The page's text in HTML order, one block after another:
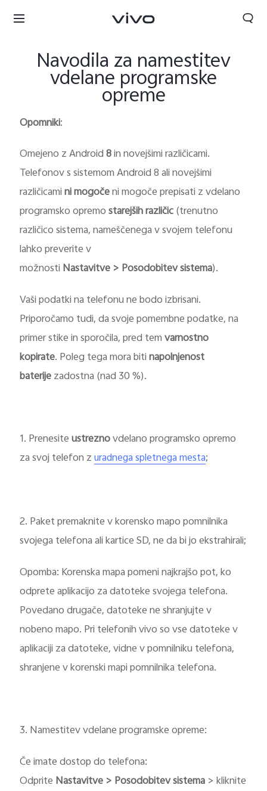
Slovenia | Izbira države/regije
Navodila za namestitev
vdelane programske
opreme
Opomniki:
Omejeno z Android8in novejšimi različicami.
Telefonov s sistemom Android 8 ali novejšimi
različicamini mogočeni mogoče prepisati z vdelano
programsko opremostarejših različic(trenutno
različico sistema, nameščenega v svojem telefonu
lahko preverite v
možnosti Nastavitve > Posodobitev sistema).
Vaši podatki na telefonu ne bodo izbrisani.
Priporočamo tudi, da svoje pomembne podatke, na
primer stike in sporočila, pred temvarnostno
kopirate. Poleg tega mora bitinapolnjenost
baterijezadostna (nad 30 %).
1. Prenesiteustreznovdelano programsko opremo
za svoj telefon zuradnega spletnega mesta;
2. Paket premaknite v korensko mapo pomnilnika
svojega telefona ali kartice SD, ne da bi jo ekstrahirali;
Opomba: Korenska mapa pomeni najkrajšo pot, ko
odprete aplikacijo za datoteke svojega telefona.
Povedano drugače, datoteke ne shranjujte v
nobeno mapo. Pri telefonih vivo so vse datoteke v
aplikaciji za datoteke, vidne v pomnilniku telefona,
shranjene v korenski mapi pomnilnika telefona.
3. Namestitev vdelane programske opreme:
Če imate dostop do telefona:
Odprite Nastavitve > Posodobitev sistema > kliknite